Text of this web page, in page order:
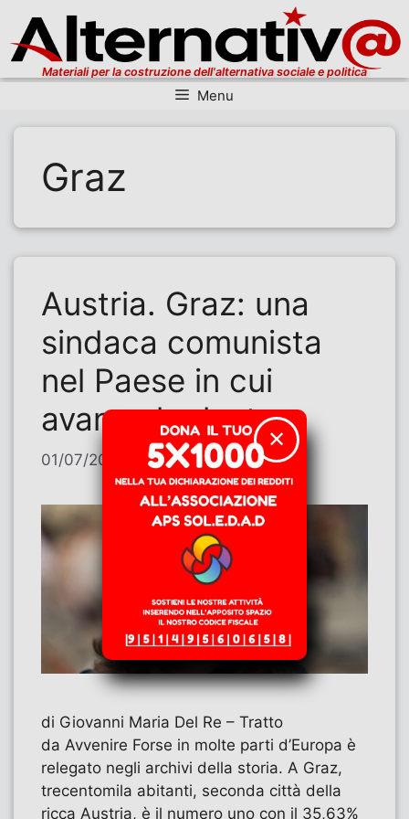
Materiali per la costruzione dell'alternativa sociale e politica
Menu
Graz
Austria. Graz: una
sindaca comunista
nel Paese in cui
avanza la destra
01/07/2026 diContributi
di Giovanni Maria Del Re – Tratto
da Avvenire Forse in molte parti d’Europa è
relegato negli archivi della storia. A Graz,
trecentomila abitanti, seconda città della
ricca Austria, è il numero uno con il 35,63%
✕